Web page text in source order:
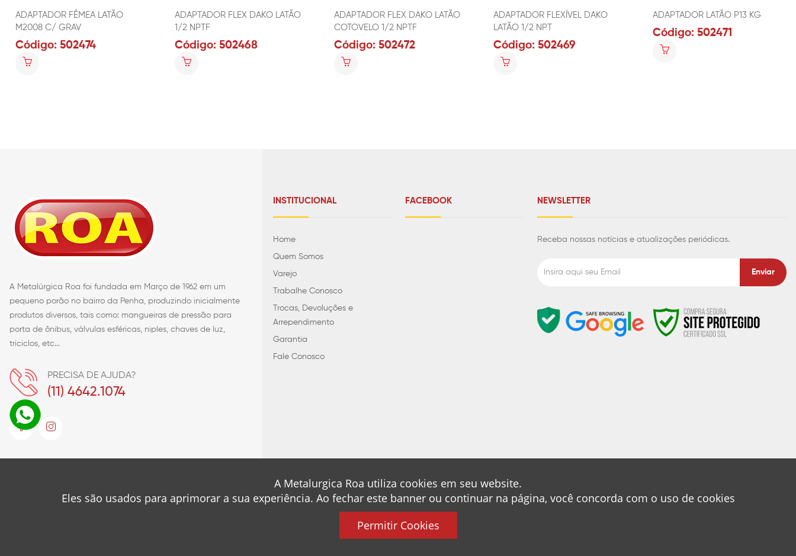
ADAPTADOR FÊMEA LATÃO
M2008 C/ GRAV
Código: 502474
ADAPTADOR FLEX DAKO LATÃO
1/2 NPTF
Código: 502468
ADAPTADOR FLEX DAKO LATÃO
COTOVELO 1/2 NPTF
Código: 502472
ADAPTADOR FLEXÍVEL DAKO
LATÃO 1/2 NPT
Código: 502469
ADAPTADOR LATÃO P13 KG
Código: 502471
A Metalúrgica Roa foi fundada em Março de 1962 em um
pequeno porão no bairro da Penha, produzindo inicialmente
produtos diversos, tais como: mangueiras de pressão para
porta de ônibus, válvulas esféricas, niples, chaves de luz,
triciclos, etc...
PRECISA DE AJUDA?
(11) 4642.1074
INSTITUCIONAL
Home
Quem Somos
Varejo
Trabalhe Conosco
Trocas, Devoluções e
Arrependimento
Garantia
Fale Conosco
FACEBOOK NEWSLETTER
Receba nossas notícias e atualizações periódicas.
Enviar
A Metalurgica Roa utiliza cookies em seu website.
Eles são usados para aprimorar a sua experiência. Ao fechar este banner ou continuar na página, você concorda com o uso de cookies
Permitir Cookies